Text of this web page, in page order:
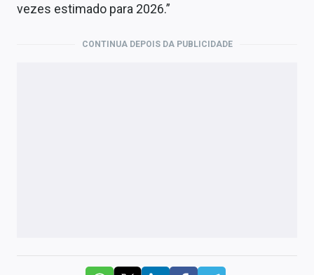
vezes estimado para 2026.”
CONTINUA DEPOIS DA PUBLICIDADE